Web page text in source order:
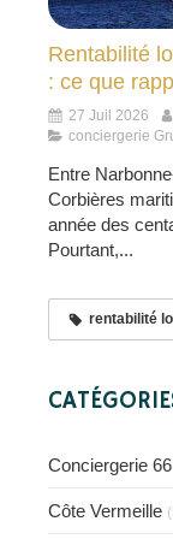
Rentabilité
: ce que
27 Juil 2026
conciergerie
Entre
Corbières
année des
Pourtant,...
rentabilité
Conciergerie 66
Côte Vermeille